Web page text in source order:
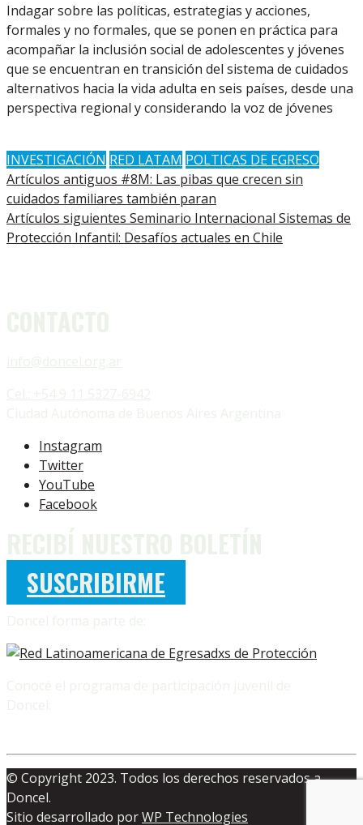
Indagar sobre las políticas, estrategias y acciones,
formales y no formales, que se ponen en práctica para
acompañar la inclusión social de adolescentes y jóvenes
que se encuentran en transición del sistema de cuidados
alternativos hacia la vida adulta en seis países, desde una
perspectiva regional y considerando la voz de jóvenes
INVESTIGACIÓN RED LATAM POLTICAS DE EGRESO
Artículos antiguos #8M: Las pibas que crecen sin
cuidados familiares también paran
Artículos siguientes Seminario Internacional Sistemas de
Protección Infantil: Desafíos actuales en Chile
Instagram
Twitter
YouTube
Facebook
SUSCRIBIRME
© Copyright 2023. Todos los derechos reservados a
Doncel.
Sitio desarrollado porWP Technologies